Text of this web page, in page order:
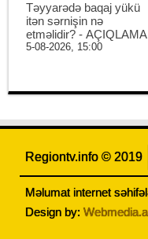
Təyyarədə baqaj yükü
itən sərnişin nə
etməlidir? - AÇIQLAMA
5-08-2026, 15:00
Regiontv.info © 2019
Məlumat internet
Design by: